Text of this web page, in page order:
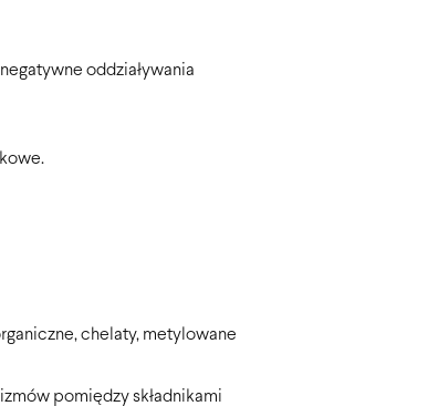
oddziaływania
chelaty, metylowane
pomiędzy składnikami